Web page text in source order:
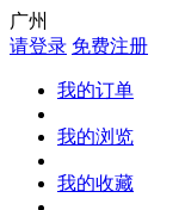
广州
请登录 免费注册
我的订单
我的浏览
我的收藏